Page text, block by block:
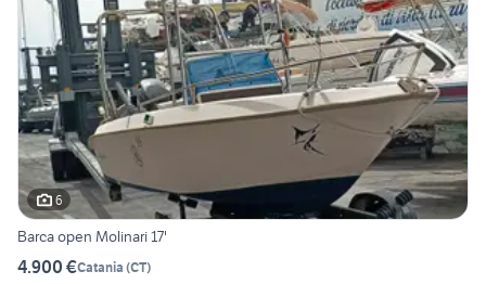
6
Barca open Molinari 17'
4.900 €Catania (CT)